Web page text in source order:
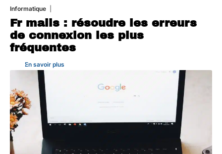
Informatique
Fr mails : résoudre les erreurs
de connexion les plus
fréquentes
En savoir plus